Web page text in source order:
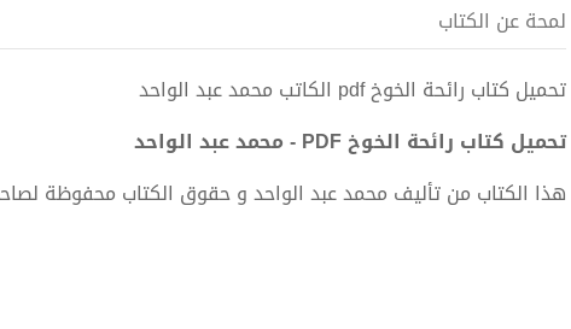
لمحة عن الكتاب
تحميل كتاب رائحة الخوخ pdf الكاتب محمد عبد الواحد
تحميل كتاب رائحة الخوخ PDF - محمد عبد الواحد
هذا الكتاب من تأليف محمد عبد الواحد و حقوق الكتاب محفوظة